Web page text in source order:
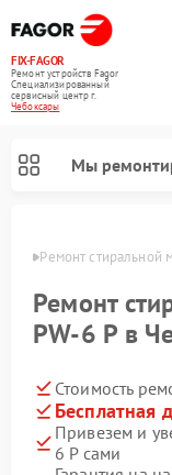
FIX-FAGOR
Ремонт устройств Fagor
Специализированный
cервисный центр г.
Чебоксары
Мы
Ремонт стиральной
Ремонт
PW-6 P в
Стоимость
Бесплатная
Привезем и
6 P сами